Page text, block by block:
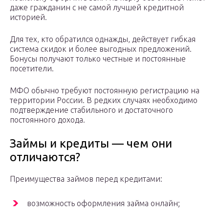
даже гражданин с не самой лучшей кредитной
историей.
Для тех, кто обратился однажды, действует гибкая
система скидок и более выгодных предложений.
Бонусы получают только честные и постоянные
посетители.
МФО обычно требуют постоянную регистрацию на
территории России. В редких случаях необходимо
подтверждение стабильного и достаточного
постоянного дохода.
Займы и кредиты — чем они
отличаются?
Преимущества займов перед кредитами:
возможность оформления займа онлайн;